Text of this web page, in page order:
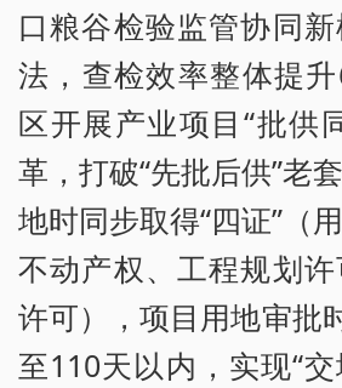
口粮谷检验监管协同
法，查检效率整体提
区开展产业项目“批供
革，打破“先批后供”老
地时同步取得“四证”（
不动产权、工程规划
许可），项目用地审批
至110天以内，实现“